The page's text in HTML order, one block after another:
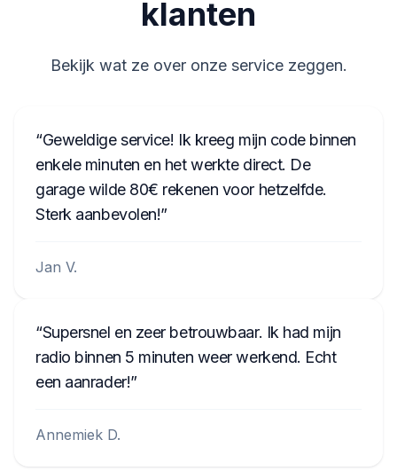
58153123
klanten
Bekijk wat ze over onze service zeggen.
Geweldige service! Ik kreeg mijn code binnen
enkele minuten en het werkte direct. De
garage wilde 80€ rekenen voor hetzelfde.
Sterk aanbevolen!
Jan V.
Supersnel en zeer betrouwbaar. Ik had mijn
radio binnen 5 minuten weer werkend. Echt
een aanrader!
Annemiek D.